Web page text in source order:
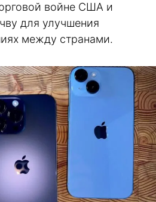
войне США и
для улучшения
между странами.